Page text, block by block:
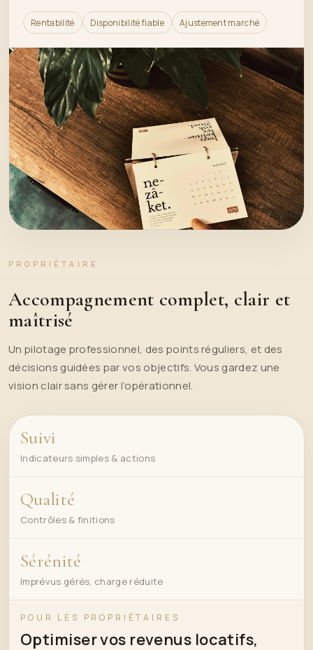
Rentabilité Disponibilité fiable Ajustement marché
PROPRIÉTAIRE
Accompagnement complet, clair et
maîtrisé
Un pilotage professionnel, des points réguliers, et des
décisions guidées par vos objectifs. Vous gardez une
vision clair sans gérer l’opérationnel.
Suivi
Indicateurs simples & actions
Qualité
Contrôles & finitions
Sérénité
Imprévus gérés, charge réduite
POUR LES PROPRIÉTAIRES
Optimiser vos revenus locatifs,